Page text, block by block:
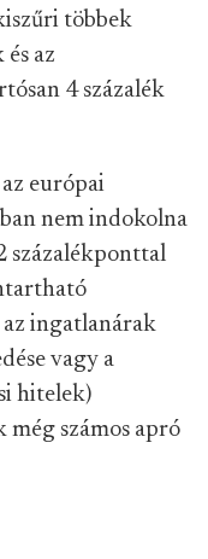
többek
az
4 százalék
európai
nem indokolna
százalékponttal
az ingatlanárak
vagy a
hitelek)
számos apró